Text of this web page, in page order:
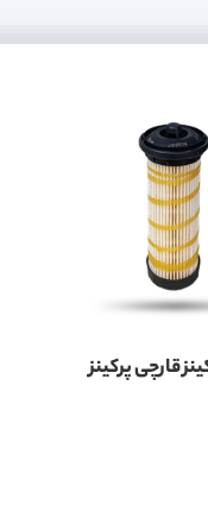
قارچی پرکینز